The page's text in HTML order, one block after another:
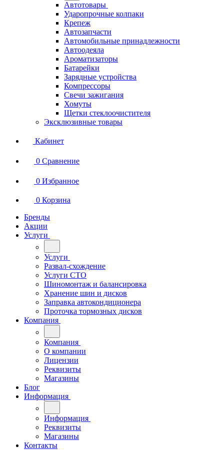
Автотовары
Ударопрочные колпаки
Крепеж
Автозапчасти
Автомобильные принадлежности
Автоодеяла
Ароматизаторы
Батарейки
Зарядные устройства
Компрессоры
Свечи зажигания
Хомуты
Щетки стеклоочистителя
Эксклюзивные товары
Кабинет
0 Сравнение
0 Избранное
0 Корзина
Бренды
Акции
Услуги
Услуги
Развал-схождение
Услуги СТО
Шиномонтаж и балансировка
Хранение шин и дисков
Заправка автокондиционера
Проточка тормозных дисков
Компания
Компания
О компании
Лицензии
Реквизиты
Магазины
Блог
Информация
Информация
Реквизиты
Магазины
Контакты